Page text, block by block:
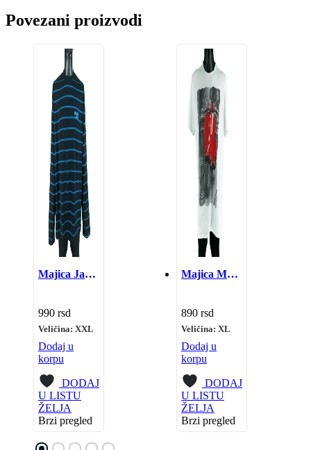
Povezani proizvodi
Majica Jamiro, NOVO
990 rsd
Veličina: XXL
Dodaj u
korpu
DODAJ
U LISTU
ŽELJA
Brzi pregled
Majica Made in Italy, Vespa
890 rsd
Veličina: XL
Dodaj u
korpu
DODAJ
U LISTU
ŽELJA
Brzi pregled